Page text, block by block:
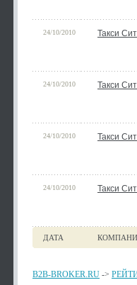
24/10/2010 Такси
24/10/2010 Такси
24/10/2010 Такси
24/10/2010 Такси
ДАТА
B2B-BROKER.RU ->